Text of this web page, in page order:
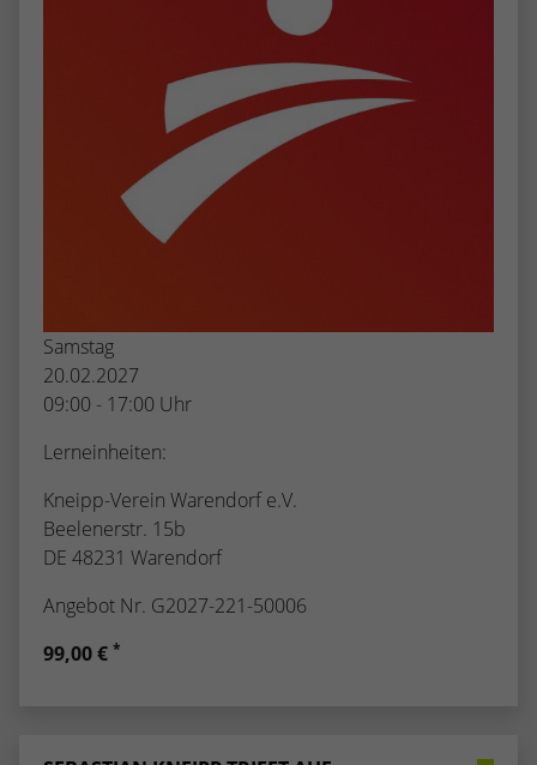
Samstag
20.02.2027
09:00 - 17:00 Uhr
Lerneinheiten:
Kneipp-Verein Warendorf e.V.
Beelenerstr. 15b
DE 48231 Warendorf
Angebot Nr. G2027-221-50006
99,00 € *